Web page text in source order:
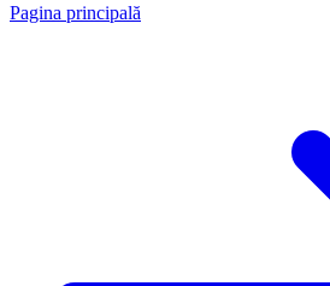
Pagina principală